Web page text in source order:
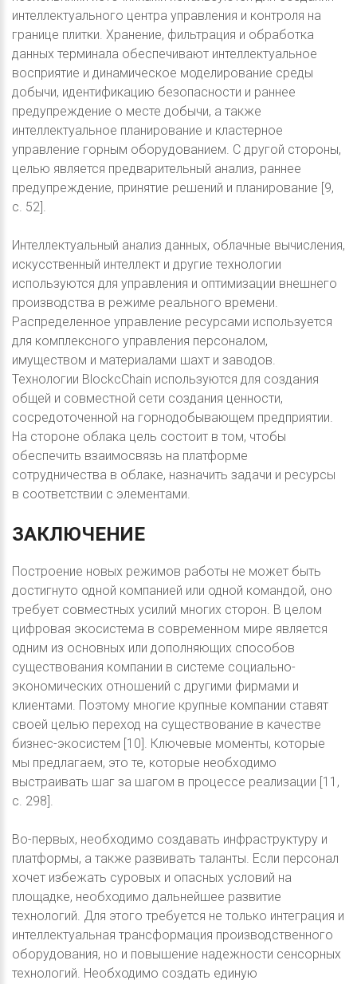
интеллектуального центра управления и контроля на
границе плитки. Хранение, фильтрация и обработка
данных терминала обеспечивают интеллектуальное
восприятие и динамическое моделирование среды
добычи, идентификацию безопасности и раннее
предупреждение о месте добычи, а также
интеллектуальное планирование и кластерное
управление горным оборудованием. С другой стороны,
целью является предварительный анализ, раннее
предупреждение, принятие решений и планирование [9,
с. 52].
Интеллектуальный анализ данных, облачные вычисления,
искусственный интеллект и другие технологии
используются для управления и оптимизации внешнего
производства в режиме реального времени.
Распределенное управление ресурсами используется
для комплексного управления персоналом,
имуществом и материалами шахт и заводов.
Технологии BlockcChain используются для создания
общей и совместной сети создания ценности,
сосредоточенной на горнодобывающем предприятии.
На стороне облака цель состоит в том, чтобы
обеспечить взаимосвязь на платформе
сотрудничества в облаке, назначить задачи и ресурсы
в соответствии с элементами.
ЗАКЛЮЧЕНИЕ
Построение новых режимов работы не может быть
достигнуто одной компанией или одной командой, оно
требует совместных усилий многих сторон. В целом
цифровая экосистема в современном мире является
одним из основных или дополняющих способов
существования компании в системе социально-
экономических отношений с другими фирмами и
клиентами. Поэтому многие крупные компании ставят
своей целью переход на существование в качестве
бизнес-экосистем [10]. Ключевые моменты, которые
мы предлагаем, это те, которые необходимо
выстраивать шаг за шагом в процессе реализации [11,
с. 298].
Во-первых, необходимо создавать инфраструктуру и
платформы, а также развивать таланты. Если персонал
хочет избежать суровых и опасных условий на
площадке, необходимо дальнейшее развитие
технологий. Для этого требуется не только интеграция и
интеллектуальная трансформация производственного
оборудования, но и повышение надежности сенсорных
технологий. Необходимо создать единую